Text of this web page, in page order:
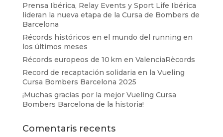
Prensa Ibérica, Relay Events y Sport Life Ibérica
lideran la nueva etapa de la Cursa de Bombers de
Barcelona
Récords históricos en el mundo del running en
los últimos meses
Récords europeos de 10 km en ValenciaRècords
Record de recaptación solidaria en la Vueling
Cursa Bombers Barcelona 2025
¡Muchas gracias por la mejor Vueling Cursa
Bombers Barcelona de la historia!
Comentaris recents